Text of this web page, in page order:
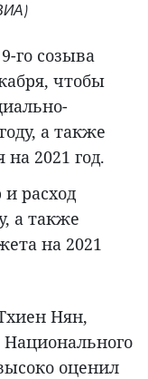
го созыва
чтобы
а также
2021 год.
расход
а также
на 2021
Нян,
Национального
оценил